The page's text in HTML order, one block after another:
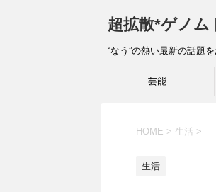
超拡散*ゲノム
“なう”の熱い最新の話題
芸能
HOME > 生活 >
生活